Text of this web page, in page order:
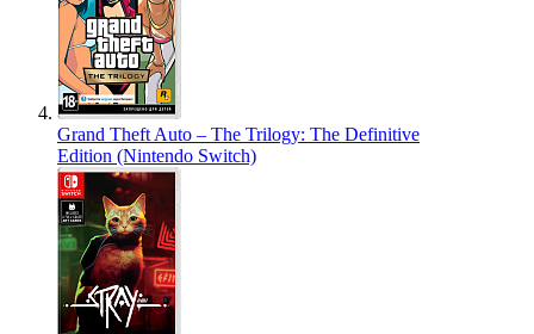
Grand Theft Auto – The Trilogy: The Definitive
Edition (Nintendo Switch)